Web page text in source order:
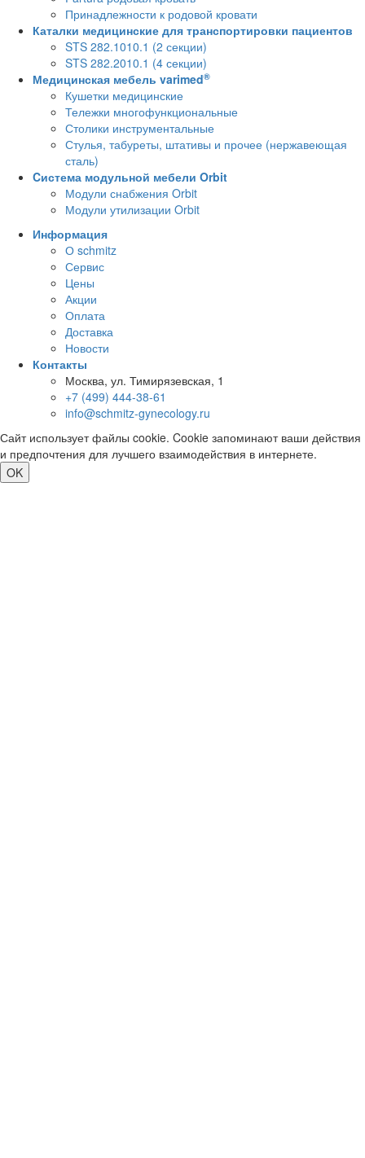
Принадлежности к родовой кровати
Каталки медицинские для транспортировки пациентов
STS 282.1010.1 (2 секции)
STS 282.2010.1 (4 секции)
Медицинская мебель varimed®
Кушетки медицинские
Тележки многофункциональные
Столики инструментальные
Стулья, табуреты, штативы и прочее (нержавеющая
сталь)
Cистема модульной мебели Orbit
Модули снабжения Orbit
Модули утилизации Orbit
Информация
О schmitz
Сервис
Цены
Акции
Оплата
Доставка
Новости
Контакты
Москва, ул. Тимирязевская, 1
+7 (499) 444-38-61
info@schmitz-gynecology.ru
Сайт использует файлы cookie. Cookie запоминают ваши действия
и предпочтения для лучшего взаимодействия в интернете.
OK